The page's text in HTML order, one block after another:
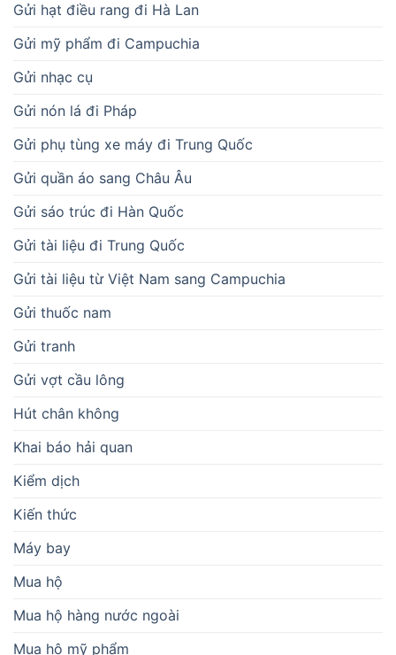
Gửi hạt điều rang đi Hà Lan
Gửi mỹ phẩm đi Campuchia
Gửi nhạc cụ
Gửi nón lá đi Pháp
Gửi phụ tùng xe máy đi Trung Quốc
Gửi quần áo sang Châu Âu
Gửi sáo trúc đi Hàn Quốc
Gửi tài liệu đi Trung Quốc
Gửi tài liệu từ Việt Nam sang Campuchia
Gửi thuốc nam
Gửi tranh
Gửi vợt cầu lông
Hút chân không
Khai báo hải quan
Kiểm dịch
Kiến thức
Máy bay
Mua hộ
Mua hộ hàng nước ngoài
Mua hộ mỹ phẩm